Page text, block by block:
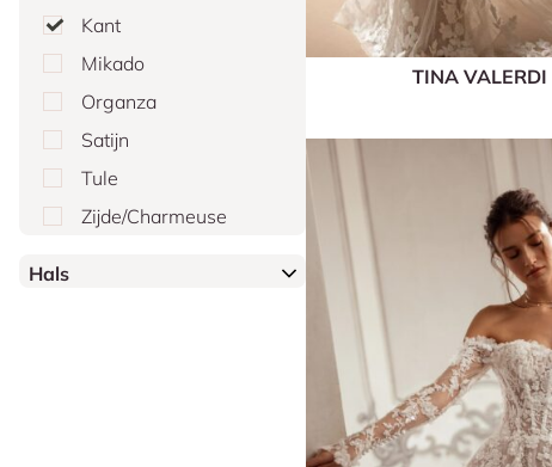
Kant
Mikado
Organza
Satijn
Tule
Zijde/Charmeuse
Hals
TINA VALERDI